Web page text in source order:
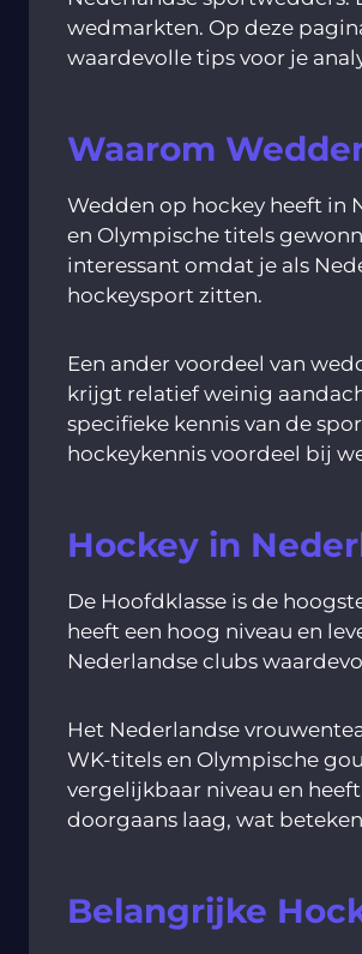
wedmarkten. Op deze
waardevolle tips voor je
Waarom
Wedden op hockey heeft in
en Olympische titels
interessant omdat je als
hockeysport zitten.
Een ander voordeel van
krijgt relatief weinig
specifieke kennis van de
hockeykennis voordeel bij
Hockey in
De Hoofdklasse is de
heeft een hoog niveau en
Nederlandse clubs
Het Nederlandse
WK-titels en Olympische
vergelijkbaar niveau en
doorgaans laag, wat
Belangrijke